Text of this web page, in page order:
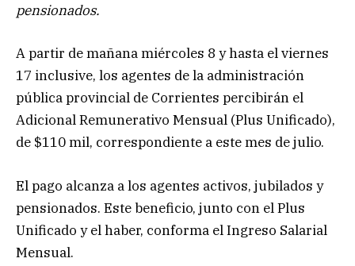
pensionados.
A partir de mañana miércoles 8 y hasta el viernes
17 inclusive, los agentes de la administración
pública provincial de Corrientes percibirán el
Adicional Remunerativo Mensual (Plus Unificado),
de $110 mil, correspondiente a este mes de julio.
El pago alcanza a los agentes activos, jubilados y
pensionados. Este beneficio, junto con el Plus
Unificado y el haber, conforma el Ingreso Salarial
Mensual.